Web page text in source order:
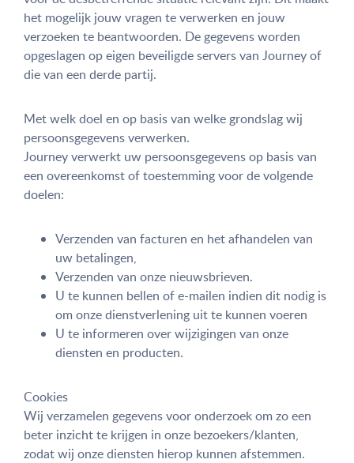
het mogelijk jouw vragen te verwerken en jouw
verzoeken te beantwoorden. De gegevens worden
opgeslagen op eigen beveiligde servers van Journey of
die van een derde partij.
Met welk doel en op basis van welke grondslag wij
persoonsgegevens verwerken.
Journey verwerkt uw persoonsgegevens op basis van
een overeenkomst of toestemming voor de volgende
doelen:
Verzenden van facturen en het afhandelen van
uw betalingen,
Verzenden van onze nieuwsbrieven.
U te kunnen bellen of e-mailen indien dit nodig is
om onze dienstverlening uit te kunnen voeren
U te informeren over wijzigingen van onze
diensten en producten.
Cookies
Wij verzamelen gegevens voor onderzoek om zo een
beter inzicht te krijgen in onze bezoekers/klanten,
zodat wij onze diensten hierop kunnen afstemmen.